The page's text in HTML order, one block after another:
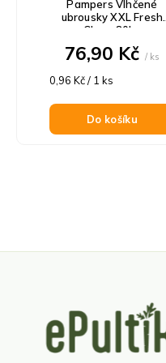
Pampers Vlhčené
ubrousky XXL Fresh
Clean 80ks
76,90 Kč/ ks
Měrná
0,96 Kč / 1 ks
Do košíku